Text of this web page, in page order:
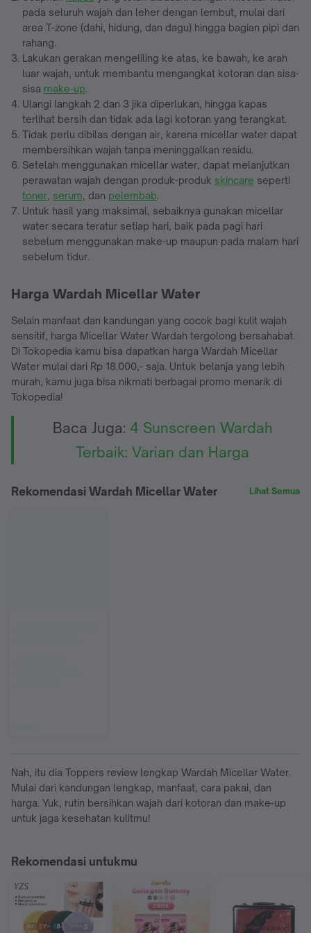
pada seluruh wajah dan leher dengan lembut, mulai dari
area T-zone (dahi, hidung, dan dagu) hingga bagian pipi dan
rahang.
Lakukan gerakan mengeliling ke atas, ke bawah, ke arah
luar wajah, untuk membantu mengangkat kotoran dan sisa-
sisa make-up.
Ulangi langkah 2 dan 3 jika diperlukan, hingga kapas
terlihat bersih dan tidak ada lagi kotoran yang terangkat.
Tidak perlu dibilas dengan air, karena micellar water dapat
membersihkan wajah tanpa meninggalkan residu.
Setelah menggunakan micellar water, dapat melanjutkan
perawatan wajah dengan produk-produk skincare seperti
toner, serum, dan pelembab.
Untuk hasil yang maksimal, sebaiknya gunakan micellar
water secara teratur setiap hari, baik pada pagi hari
sebelum menggunakan make-up maupun pada malam hari
sebelum tidur.
Harga Wardah Micellar Water
Selain manfaat dan kandungan yang cocok bagi kulit wajah
sensitif, harga Micellar Water Wardah tergolong bersahabat.
Di Tokopedia kamu bisa dapatkan harga Wardah Micellar
Water mulai dari Rp 18.000,- saja. Untuk belanja yang lebih
murah, kamu juga bisa nikmati berbagai promo menarik di
Tokopedia!
Baca Juga: 4 Sunscreen Wardah
Terbaik: Varian dan Harga
Rekomendasi Wardah Micellar Water Lihat Semua
Nah, itu dia Toppers review lengkap Wardah Micellar Water.
Mulai dari kandungan lengkap, manfaat, cara pakai, dan
harga. Yuk, rutin bersihkan wajah dari kotoran dan make-up
untuk jaga kesehatan kulitmu!
Rekomendasi untukmu